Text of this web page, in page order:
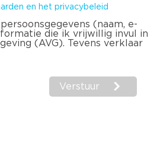
en het privacybeleid
(naam, e-
die ik vrijwillig invul in
(AVG). Tevens verklaar
Verstuur